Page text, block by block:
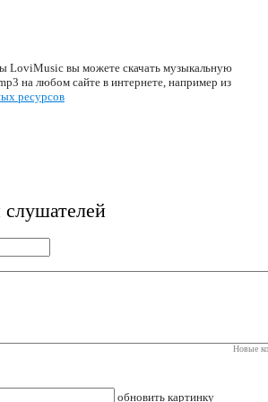
LoviMusic вы можете скачать музыкальную
на любом сайте в интернете, например из
ресурсов
Новые
обновить картинку